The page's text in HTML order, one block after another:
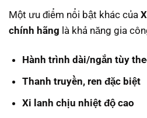
Một ưu điểm nổi bật khác của
chính hãng là khả năng gia
Hành trình dài/ngắn tùy
Thanh truyền, ren đặc biệt
Xi lanh chịu nhiệt độ cao